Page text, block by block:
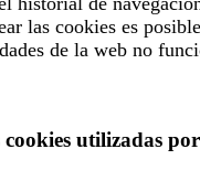
las cookies es
de la web no
utilizadas por